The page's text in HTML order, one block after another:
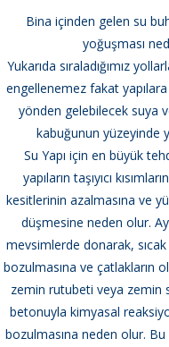
Bina içinden gelen su
yoğuşması
Yukarıda sıraladığımız
engellenemez fakat
yönden gelebilecek suya
kabuğunun yüzeyinde
Su Yapı için en büyük
yapıların taşıyıcı
kesitlerinin azalmasına ve
düşmesine neden olur.
mevsimlerde donarak,
bozulmasına ve çatlakların
zemin rutubeti veya zemin
betonuyla kimyasal
bozulmasına neden olur. Bu